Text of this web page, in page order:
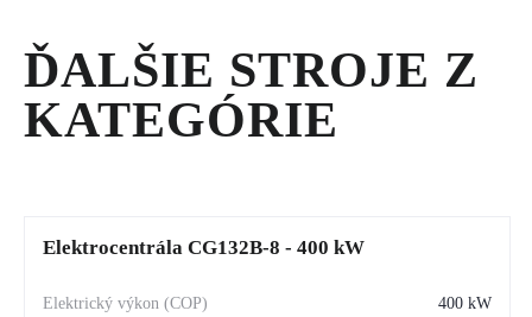
ĎALŠIE STROJE Z
KATEGÓRIE
Elektrocentrála CG132B-8 - 400 kW
400 kW